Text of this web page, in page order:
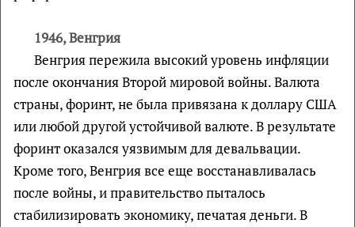
1946, Венгрия
Венгрия пережила высокий уровень инфляции
после окончания Второй мировой войны. Валюта
страны, форинт, не была привязана к доллару США
или любой другой устойчивой валюте. В результате
форинт оказался уязвимым для девальвации.
Кроме того, Венгрия все еще восстанавливалась
после войны, и правительство пыталось
стабилизировать экономику, печатая деньги. В